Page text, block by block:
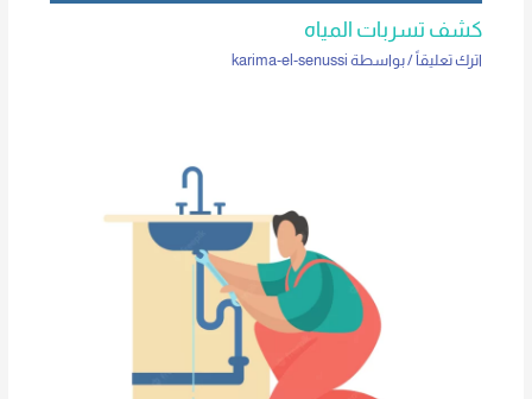
كشف تسربات المياه
اترك تعليقاً / بواسطة karima-el-senussi